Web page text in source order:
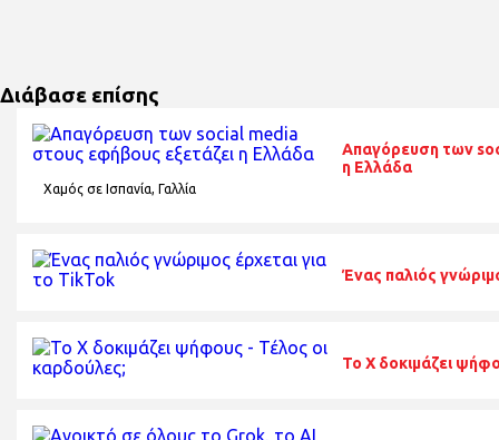
Διάβασε επίσης
Απαγόρευση των
η Ελλάδα
Χαμός σε Ισπανία, Γαλλία
Ένας παλιός
To X δοκιμάζει